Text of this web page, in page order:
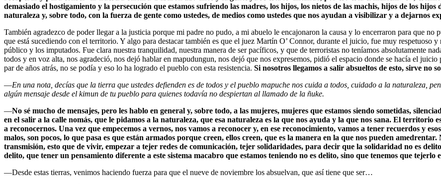
demasiado el hostigamiento y la persecución que estamos sufriendo las madres, los hijos, los nietos de las machis, hijos de los
naturaleza y, sobre todo, con la fuerza de gente como ustedes, de medios como ustedes que nos ayudan a visibilizar y a dejarnos
También agradezco de poder llegar a la justicia porque mi padre no pudo, a mi abuelo le encajonaron la causa y lo encerraron para que
que está sucediendo con el territorio. Y algo para destacar también es que el juez Martín O’ Connor, durante el juicio, fue muy respetuoso
público y los imputados. Fue clara nuestra tranquilidad, nuestra manera de ser pacíficos, y que de terroristas no teníamos absolutamente
todos y en voz alta, nos agradeció, nos dejó hablar en mapudungun, nos dejó que nos expresemos, pidió el espacio donde se hacía el
par de años atrás, no se podía y eso lo ha logrado el pueblo con esta resistencia. Si nosotros llegamos a salir absueltos de esto, sirve no
—En una nota, decías que la tierra que ustedes defienden es de todos y el pueblo mapuche nos cuida a todos, cuidado a la naturaleza,
algún mensaje desde el kimun de tu pueblo para quienes todavía no despiertan al llamado de la ñuke.
—No sé mucho de mensajes, pero les hablo en general y, sobre todo, a las mujeres, mujeres que estamos siendo sometidas,
en el salir a la calle nomás, que le pidamos a la naturaleza, que esa naturaleza es la que nos ayuda y la que nos sana. El territorio
a reconocernos. Una vez que empecemos a vernos, nos vamos a reconocer y, en ese reconocimiento, vamos a tener recuerdos y
malos, son pocos, lo que pasa es que están armados porque creen, ellos creen, que es la manera en la que nos pueden
transmisión, esto que de vivir, empezar a tejer redes de comunicación, tejer solidaridades, para decir que la solidaridad no es
delito, que tener un pensamiento diferente a este sistema macabro que estamos teniendo no es delito, sino que tenemos que
—Desde estas tierras, venimos haciendo fuerza para que el nueve de noviembre los absuelvan, que así tiene que ser…